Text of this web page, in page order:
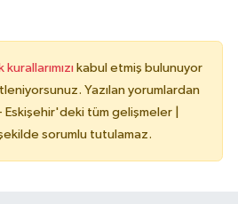
kabul etmiş bulunuyor
Yazılan yorumlardan
Eskişehir'deki tüm gelişmeler |
sorumlu tutulamaz.